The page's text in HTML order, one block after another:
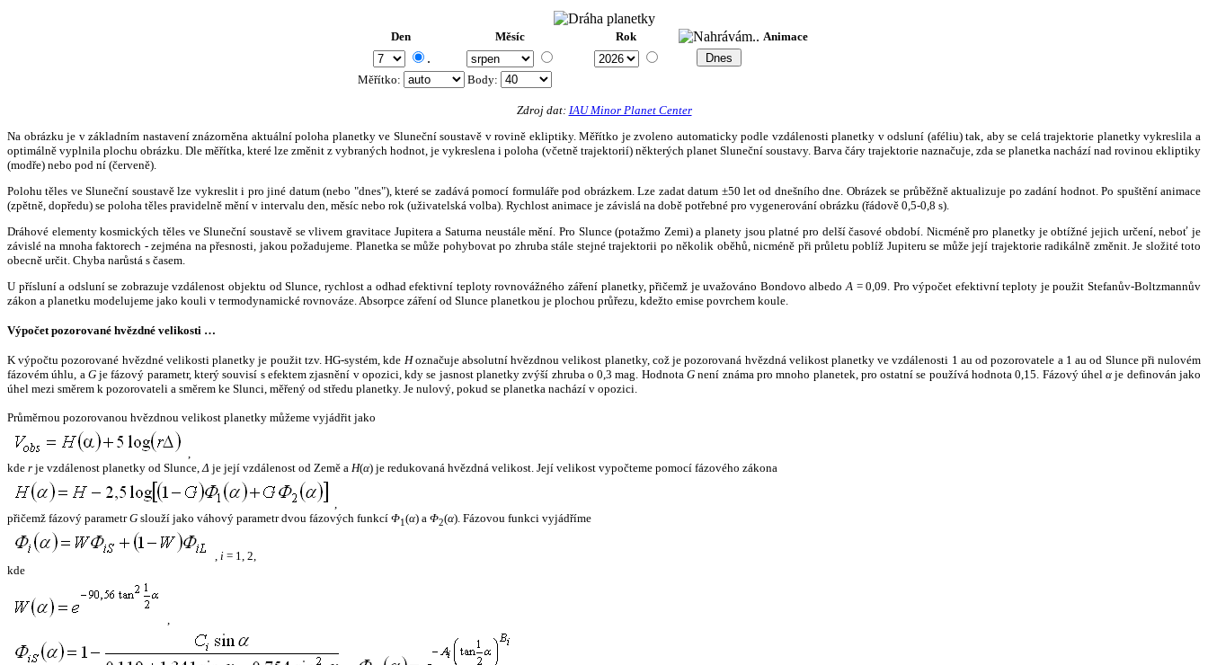
Den Měsíc Rok Animace
.
Měřítko: Body:
Zdroj dat: IAU Minor Planet Center
Na obrázku je v základním nastavení znázorněna aktuální poloha planetky ve Sluneční soustavě v rovině ekliptiky. Měřítko je zvoleno automaticky podle vzdálenosti planetky v odsluní (aféliu) tak, aby se celá trajektorie planetky vykreslila a
optimálně vyplnila plochu obrázku. Dle měřítka, které lze změnit z vybraných hodnot, je vykreslena i poloha (včetně trajektorií) některých planet Sluneční soustavy. Barva čáry trajektorie naznačuje, zda se planetka nachází nad rovinou ekliptiky
(modře) nebo pod ní (červeně).
Polohu těles ve Sluneční soustavě lze vykreslit i pro jiné datum (nebo "dnes"), které se zadává pomocí formuláře pod obrázkem. Lze zadat datum ±50 let od dnešního dne. Obrázek se průběžně aktualizuje po zadání hodnot. Po spuštění animace
(zpětně, dopředu) se poloha těles pravidelně mění v intervalu den, měsíc nebo rok (uživatelská volba). Rychlost animace je závislá na době potřebné pro vygenerování obrázku (řádově 0,5-0,8 s).
Dráhové elementy kosmických těles ve Sluneční soustavě se vlivem gravitace Jupitera a Saturna neustále mění. Pro Slunce (potažmo Zemi) a planety jsou platné pro delší časové období. Nicméně pro planetky je obtížné jejich určení, neboť je
závislé na mnoha faktorech - zejména na přesnosti, jakou požadujeme. Planetka se může pohybovat po zhruba stále stejné trajektorii po několik oběhů, nicméně při průletu poblíž Jupiteru se může její trajektorie radikálně změnit. Je složité toto
obecně určit. Chyba narůstá s časem.
U přísluní a odsluní se zobrazuje vzdálenost objektu od Slunce, rychlost a odhad efektivní teploty rovnovážného záření planetky, přičemž je uvažováno Bondovo albedo A = 0,09. Pro výpočet efektivní teploty je použit Stefanův-Boltzmannův
zákon a planetku modelujeme jako kouli v termodynamické rovnováze. Absorpce záření od Slunce planetkou je plochou průřezu, kdežto emise povrchem koule.
Výpočet pozorované hvězdné velikosti …
K výpočtu pozorované hvězdné velikosti planetky je použit tzv. HG-systém, kde Hoznačuje absolutní hvězdnou velikost planetky, což je pozorovaná hvězdná velikost planetky ve vzdálenosti 1 au od pozorovatele a 1 au od Slunce při nulovém
fázovém úhlu, a Gje fázový parametr, který souvisí s efektem zjasnění v opozici, kdy se jasnost planetky zvýší zhruba o 0,3 mag. HodnotaG není známa pro mnoho planetek, pro ostatní se používá hodnota 0,15. Fázový úhelα je definován jako
úhel mezi směrem k pozorovateli a směrem ke Slunci, měřený od středu planetky. Je nulový, pokud se planetka nachází v opozici.
Průměrnou pozorovanou hvězdnou velikost planetky můžeme vyjádřit jako
,
kde r je vzdálenost planetky od Slunce,Δ je její vzdálenost od Země a H(α) je redukovaná hvězdná velikost. Její velikost vypočteme pomocí fázového zákona
,
přičemž fázový parametrG slouží jako váhový parametr dvou fázových funkcí Φ1(α) a Φ2(α). Fázovou funkci vyjádříme
, i = 1, 2,
kde
,